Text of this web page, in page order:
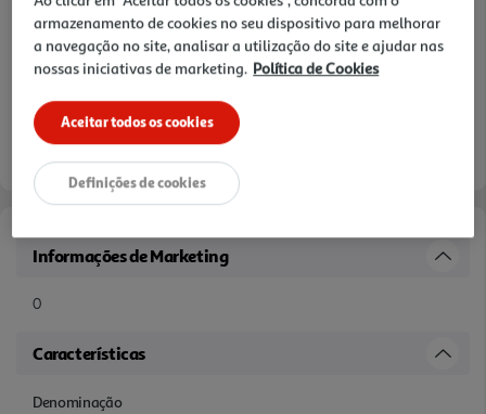
Notas de preparação
Informações de Marketing
0
Características
Denominação
armazenamento de cookies no seu dispositivo para melhorar
a navegação no site, analisar a utilização do site e ajudar nas
nossas iniciativas de marketing. Política de Cookies
Aceitar todos os cookies
Definições de cookies